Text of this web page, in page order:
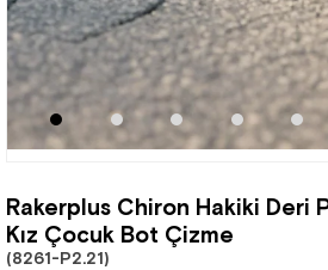
Rakerplus Chiron Hakiki Deri
Kız Çocuk Bot Çizme
(8261-P2.21)